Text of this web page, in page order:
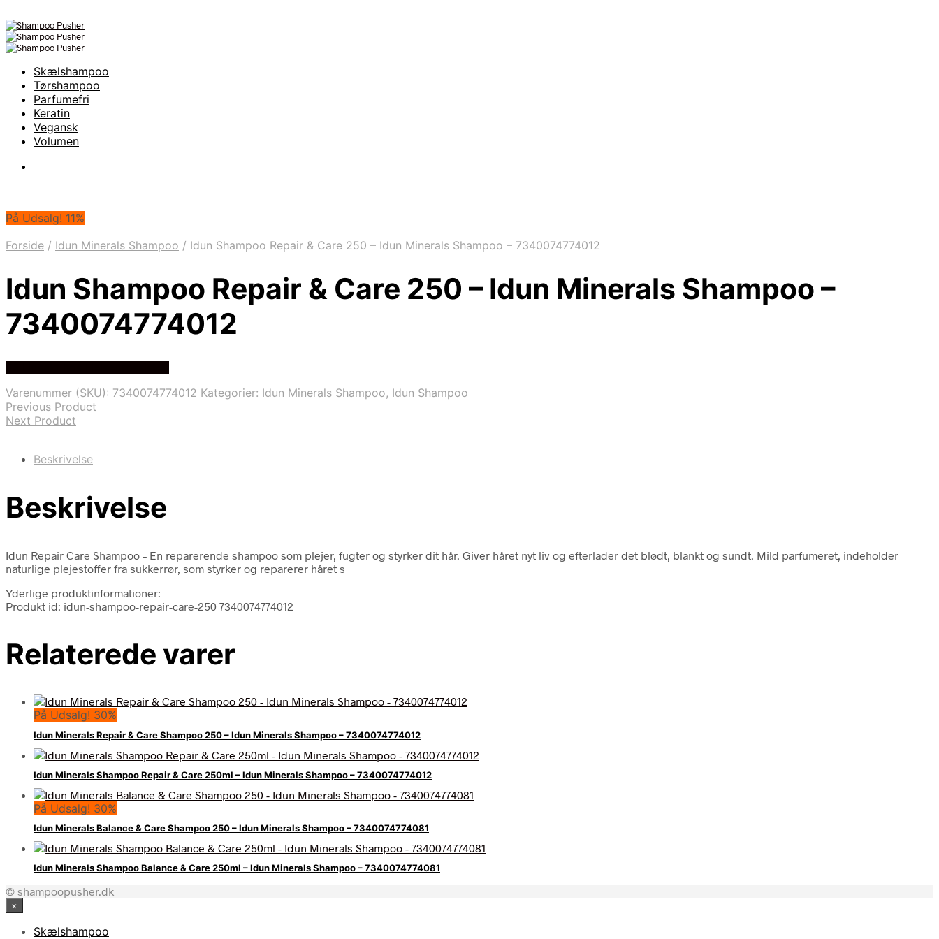
Skælshampoo
Tørshampoo
Parfumefri
Keratin
Vegansk
Volumen
På Udsalg! 11%
Forside / Idun Minerals Shampoo / Idun Shampoo Repair & Care 250 – Idun Minerals Shampoo – 7340074774012
Idun Shampoo Repair & Care 250 – Idun Minerals Shampoo –
7340074774012
Varenummer (SKU): 7340074774012 Kategorier: Idun Minerals Shampoo, Idun Shampoo
Previous Product
Next Product
Beskrivelse
Beskrivelse
Idun Repair Care Shampoo – En reparerende shampoo som plejer, fugter og styrker dit hår. Giver håret nyt liv og efterlader det blødt, blankt og sundt. Mild parfumeret, indeholder
naturlige plejestoffer fra sukkerrør, som styrker og reparerer håret s
Yderlige produktinformationer:
Produkt id: idun-shampoo-repair-care-250 7340074774012
Relaterede varer
På Udsalg! 30%
Idun Minerals Repair & Care Shampoo 250 – Idun Minerals Shampoo – 7340074774012
Idun Minerals Shampoo Repair & Care 250ml – Idun Minerals Shampoo – 7340074774012
På Udsalg! 30%
Idun Minerals Balance & Care Shampoo 250 – Idun Minerals Shampoo – 7340074774081
Idun Minerals Shampoo Balance & Care 250ml – Idun Minerals Shampoo – 7340074774081
© shampoopusher.dk
×
Skælshampoo